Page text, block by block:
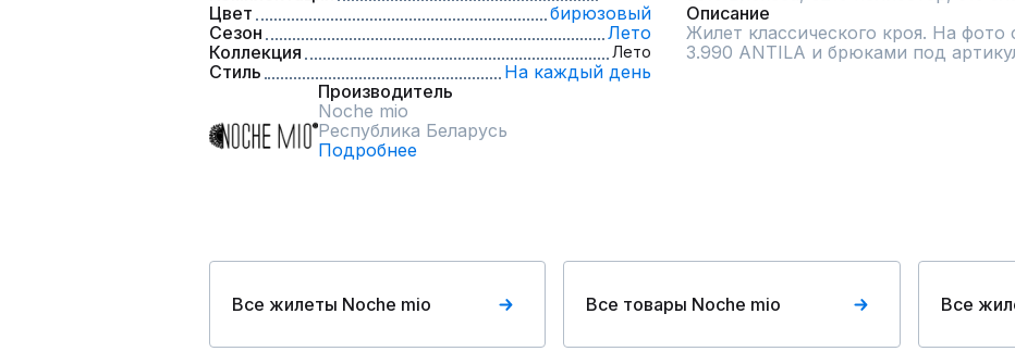
Цвет
бирюзовый
Сезон
Лето
Коллекция
Лето
Стиль
На каждый день
Производитель
Noche mio
Республика Беларусь
Подробнее
Описание
Жилет классического кроя. На
3.990 ANTILA и брюками под
Все жилеты Noche mio Все товары Noche mio Все